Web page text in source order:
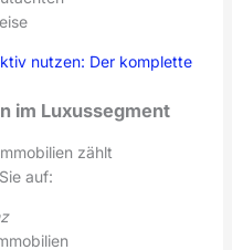
nutzen: Der komplette
im Luxussegment
zählt
auf: